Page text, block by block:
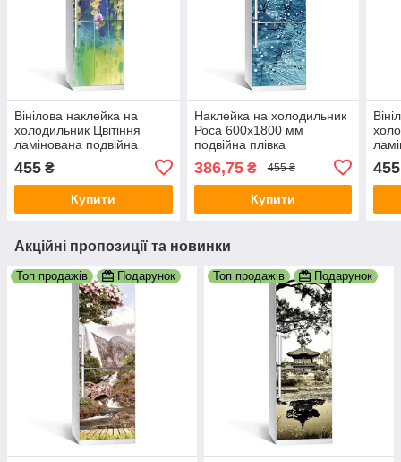
Вінілова наклейка на
холодильник Цвітіння
ламінована подвійна
фотодрук 600х1800 мм
455 ₴
Купити
Наклейка на холодильник
Роса 600х1800 мм
подвійна плівка
кульбаби краплі води
386,75₴ 455 ₴
Купити
455
Акційні пропозиції та новинки
Топ продажів Подарунок Топ продажів Подарунок